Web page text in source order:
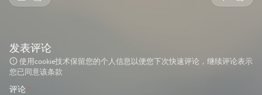
发表评论
使用cookie技术保留您的个人信息以便您下次快速评论，继续评论表示
您已同意该条款
评论 *